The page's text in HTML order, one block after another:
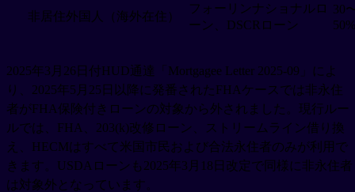
非居住外国人（海外在住）
フォーリンナショナルロ
ーン、DSCRローン
30
50%
2025年3月26日付HUD通達「Mortgagee Letter 2025-09」によ
り、2025年5月25日以降に発番されたFHAケースでは非永住
者がFHA保険付きローンの対象から外されました。現行ルー
ルでは、FHA、203(k)改修ローン、ストリームライン借り換
え、HECMはすべて米国市民および合法永住者のみが利用で
きます。USDAローンも2025年3月18日改定で同様に非永住者
は対象外となっています。